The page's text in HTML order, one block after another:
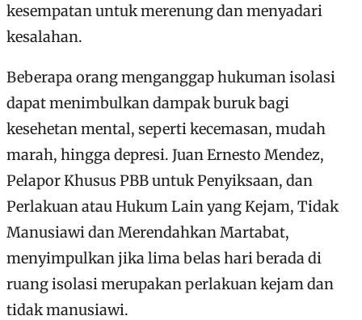
kesempatan untuk merenung dan menyadari
kesalahan.
Beberapa orang menganggap hukuman isolasi
dapat menimbulkan dampak buruk bagi
kesehetan mental, seperti kecemasan, mudah
marah, hingga depresi. Juan Ernesto Mendez,
Pelapor Khusus PBB untuk Penyiksaan, dan
Perlakuan atau Hukum Lain yang Kejam, Tidak
Manusiawi dan Merendahkan Martabat,
menyimpulkan jika lima belas hari berada di
ruang isolasi merupakan perlakuan kejam dan
tidak manusiawi.